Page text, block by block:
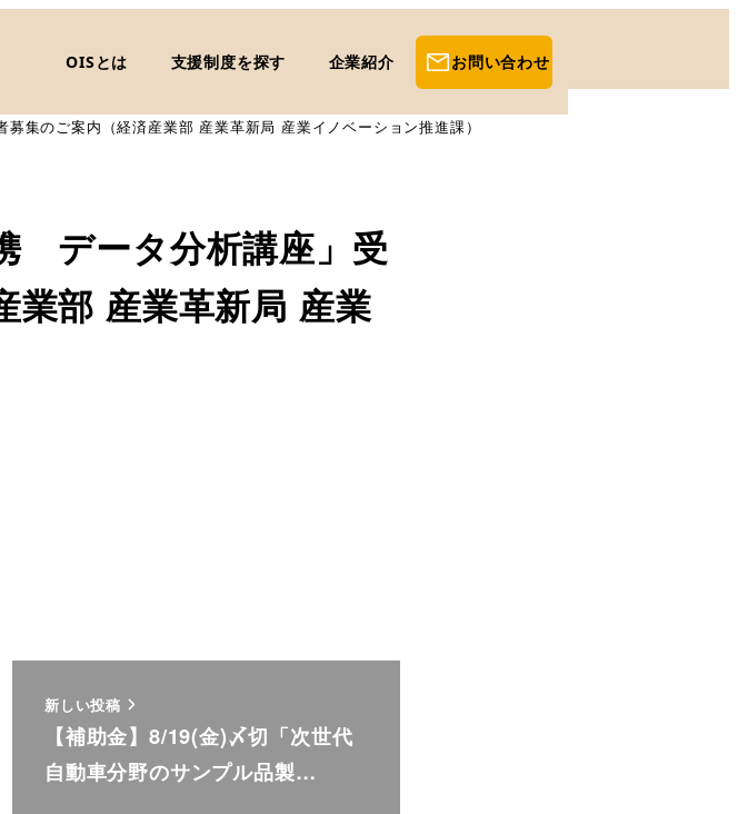
OISとは 支援制度を探す 企業紹介 お問い合わせ
集のご案内（経済産業部 産業革新局 産業イノベーション推進課）
データ分析講座」受
業部 産業革新局 産業
新しい投稿
【補助金】8/19(金)〆切「次世代
自動車分野のサンプル品製…